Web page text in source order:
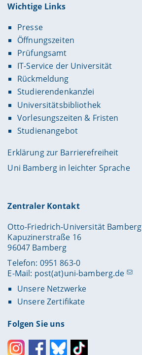
Wichtige Links
Presse
Öffnungszeiten
Prüfungsamt
IT-Service der Universität
Rückmeldung
Studierendenkanzlei
Universitätsbibliothek
Vorlesungszeiten & Fristen
Studienangebot
Erklärung zur Barrierefreiheit
Uni Bamberg in leichter Sprache
Zentraler Kontakt
Otto-Friedrich-Universität Bamberg
Kapuzinerstraße 16
96047 Bamberg
Telefon: 0951 863-0
E-Mail: post(at)uni-bamberg.de
Unsere Netzwerke
Unsere Zertifikate
Folgen Sie uns